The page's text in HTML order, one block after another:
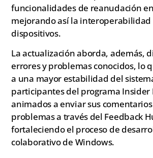
funcionalidades de reanudación
mejorando así la
dispositivos.
La actualización aborda, además,
errores y problemas conocidos, lo
a una mayor estabilidad del
participantes del programa Insider
animados a enviar sus
problemas a través del Feedback
fortaleciendo el proceso de
colaborativo de Windows.